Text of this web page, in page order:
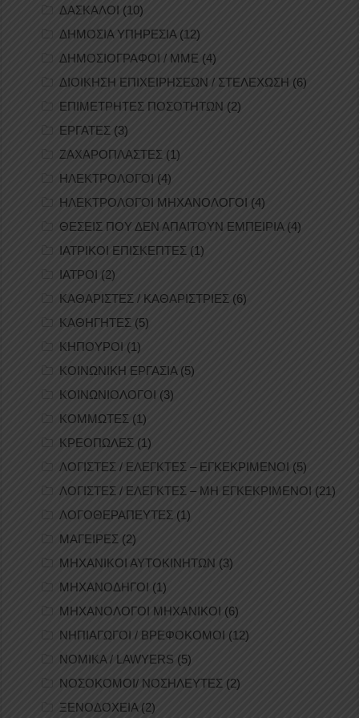
ΔΑΣΚΑΛΟΙ (10)
ΔΗΜΟΣΙΑ ΥΠΗΡΕΣΙΑ(12)
ΔΗΜΟΣΙΟΓΡΑΦΟΙ / ΜΜΕ (4)
ΔΙΟΙΚΗΣΗ ΕΠΙΧΕΙΡΗΣΕΩΝ / ΣΤΕΛΕΧΩΣΗ (6)
ΕΠΙΜΕΤΡΗΤΕΣ ΠΟΣΟΤΗΤΩΝ (2)
ΕΡΓΑΤΕΣ (3)
ΖΑΧΑΡΟΠΛΑΣΤΕΣ (1)
ΗΛΕΚΤΡΟΛΟΓΟΙ (4)
ΗΛΕΚΤΡΟΛΟΓΟΙ ΜΗΧΑΝΟΛΟΓΟΙ (4)
ΘΕΣΕΙΣ ΠΟΥ ΔΕΝ ΑΠΑΙΤΟΥΝ ΕΜΠΕΙΡΙΑ (4)
ΙΑΤΡΙΚΟΙ ΕΠΙΣΚΕΠΤΕΣ (1)
ΙΑΤΡΟΙ (2)
ΚΑΘΑΡΙΣΤΕΣ / ΚΑΘΑΡΙΣΤΡΙΕΣ (6)
ΚΑΘΗΓΗΤΕΣ (5)
ΚΗΠΟΥΡΟΙ (1)
ΚΟΙΝΩΝΙΚΗ ΕΡΓΑΣΙΑ(5)
ΚΟΙΝΩΝΙΟΛΟΓΟΙ (3)
ΚΟΜΜΩΤΕΣ (1)
ΚΡΕΟΠΩΛΕΣ (1)
ΛΟΓΙΣΤΕΣ / ΕΛΕΓΚΤΕΣ – ΕΓΚΕΚΡΙΜΕΝΟΙ (5)
ΛΟΓΙΣΤΕΣ / ΕΛΕΓΚΤΕΣ – ΜΗ ΕΓΚΕΚΡΙΜΕΝΟΙ (21)
ΛΟΓΟΘΕΡΑΠΕΥΤΕΣ (1)
ΜΑΓΕΙΡΕΣ (2)
ΜΗΧΑΝΙΚΟΙ ΑΥΤΟΚΙΝΗΤΩΝ (3)
ΜΗΧΑΝΟΔΗΓΟΙ (1)
ΜΗΧΑΝΟΛΟΓΟΙ ΜΗΧΑΝΙΚΟΙ (6)
ΝΗΠΙΑΓΩΓΟΙ / ΒΡΕΦΟΚΟΜΟΙ (12)
ΝΟΜΙΚΑ / LAWYERS (5)
ΝΟΣΟΚΟΜΟΙ/ ΝΟΣΗΛΕΥΤΕΣ (2)
ΞΕΝΟΔΟΧΕΙΑ (2)